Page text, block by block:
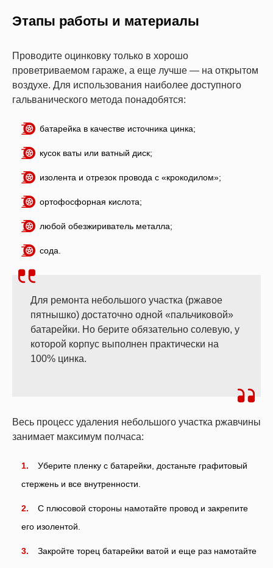
Этапы работы и материалы
Проводите оцинковку только в хорошо
проветриваемом гараже, а еще лучше — на открытом
воздухе. Для использования наиболее доступного
гальванического метода понадобятся:
батарейка в качестве источника цинка;
кусок ваты или ватный диск;
изолента и отрезок провода с «крокодилом»;
ортофосфорная кислота;
любой обезжириватель металла;
сода.
Для ремонта небольшого участка (ржавое
пятнышко) достаточно одной «пальчиковой»
батарейки. Но берите обязательно солевую, у
которой корпус выполнен практически на
100% цинка.
Весь процесс удаления небольшого участка ржавчины
занимает максимум полчаса:
Уберите пленку с батарейки, достаньте графитовый
стержень и все внутренности.
С плюсовой стороны намотайте провод и закрепите
его изолентой.
Закройте торец батарейки ватой и еще раз намотайте